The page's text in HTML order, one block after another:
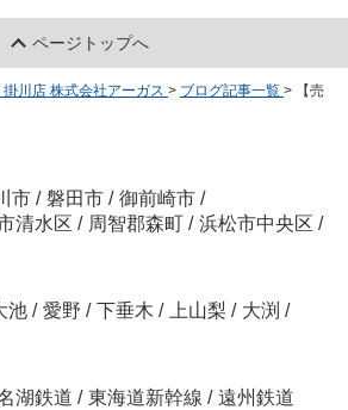
ページトップへ
川店 株式会社アーガス > ブログ記事一覧 >
【売
市 / 磐田市 / 御前崎市 /
清水区 / 周智郡森町 / 浜松市中央区 /
池 / 愛野 / 下垂木 / 上山梨 / 大渕 /
湖鉄道 / 東海道新幹線 / 遠州鉄道